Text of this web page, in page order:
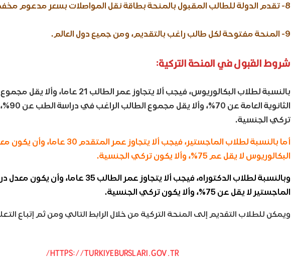
8- تقدم الدولة للطالب المقبول بالمنحة بطاقة نقل المواصلات بسعر مدعوم مخفض.
9- المنحة مفتوحة لكل طالب راغب بالتقديم، ومن جميع دول العالم.
شروط القبول في المنحة التركية:
بالنسبة لطلاب البكالوريوس، فيجب ألا يتجاوز عمر الطالب
الثانوية
تركي الجنسية.
أما بالنسبة لطلاب الماجستير، فيجب ألا يتجاوز عمر
البكالوريوس لا يقل عم 75%، وألا يكون تركي الجنسية.
وبالنسبة لطلاب الدكتوراه، فيجب ألا يتجاوز عمر الطالب 35
الماجستير لا يقل عن 75%، وألا يكون تركي الجنسية.
ويمكن للطلاب التقديم إلى المنحة التركية من خلال الرابط التالي ومن ثم إتباع
HTTPS://TURKIYEBURSLARI.GOV.TR/